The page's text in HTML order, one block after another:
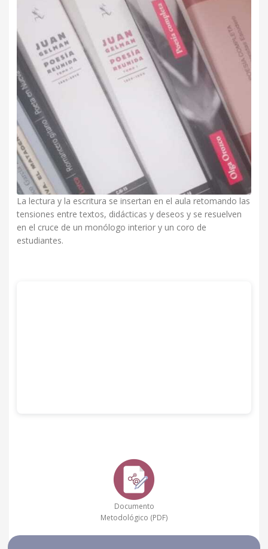
La lectura y la escritura se insertan en el aula retomando las
tensiones entre textos, didácticas y deseos y se resuelven
en el cruce de un monólogo interior y un coro de
estudiantes.
Documento
Metodológico (PDF)